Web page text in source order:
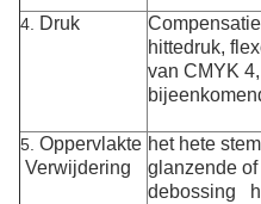
4. Druk
hittedruk,
van CMYK
5. Oppervlakte
Verwijdering
het hete
glanzende
debossing